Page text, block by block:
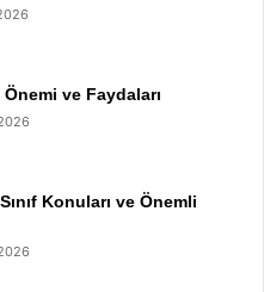
ve Faydaları
Konuları ve Önemli